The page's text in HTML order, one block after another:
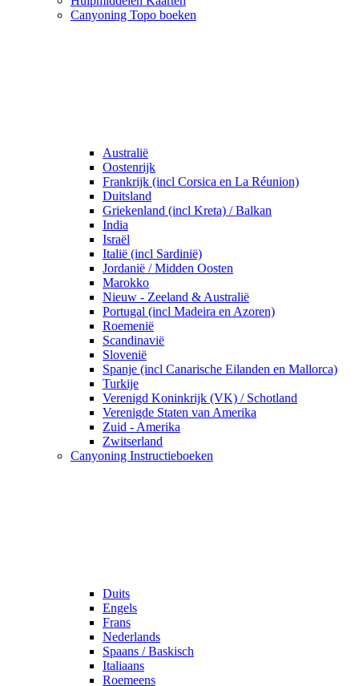
Canyoning Topo boeken
Australië
Oostenrijk
Frankrijk (incl Corsica en La Réunion)
Duitsland
Griekenland (incl Kreta) / Balkan
India
Israël
Italië (incl Sardinië)
Jordanië / Midden Oosten
Marokko
Nieuw - Zeeland & Australië
Portugal (incl Madeira en Azoren)
Roemenië
Scandinavië
Slovenië
Spanje (incl Canarische Eilanden en Mallorca)
Turkije
Verenigd Koninkrijk (VK) / Schotland
Verenigde Staten van Amerika
Zuid - Amerika
Zwitserland
Canyoning Instructieboeken
Duits
Engels
Frans
Nederlands
Spaans / Baskisch
Italiaans
Roemeens